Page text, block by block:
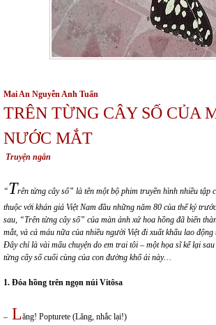
Mai An Nguyễn Anh Tuấn
TRÊN TỪNG CÂY SỐ CỦA
NƯỚC MẮT
Truyện ngắn
“Trên từng cây số” là tên một bộ phim truyền hình nhiều tập
thuộc với khán giả Việt Nam đầu những năm 80 của thế kỷ
sau, “Trên từng cây số” của màn ảnh xứ hoa hồng đã biến
mắt, và cả máu nữa của nhiều người Việt đi xuất khẩu lao
Đây chỉ là vài mẩu chuyện do em trai tôi – một họa sĩ kể lại
từng cây số cuối cùng của con đường khổ ải này…
1. Đóa hồng trên ngọn núi Vitôsa
– Lăng! Popturete (Lăng, nhắc lại!)